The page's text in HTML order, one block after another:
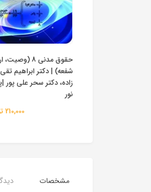
حقوق مدنی 8
شفعه) | دکتر ابراهیم تقی
زاده، دکتر سحر علی پور
نور
210,000 تومان
مشخصات